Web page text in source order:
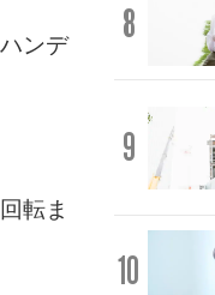
ンデ
転ま
8
9
10